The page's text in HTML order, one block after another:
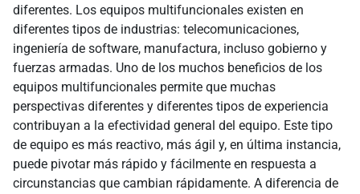
diferentes. Los equipos multifuncionales existen en
diferentes tipos de industrias: telecomunicaciones,
ingeniería de software, manufactura, incluso gobierno y
fuerzas armadas. Uno de los muchos beneficios de los
equipos multifuncionales permite que muchas
perspectivas diferentes y diferentes tipos de experiencia
contribuyan a la efectividad general del equipo. Este tipo
de equipo es más reactivo, más ágil y, en última instancia,
puede pivotar más rápido y fácilmente en respuesta a
circunstancias que cambian rápidamente. A diferencia de